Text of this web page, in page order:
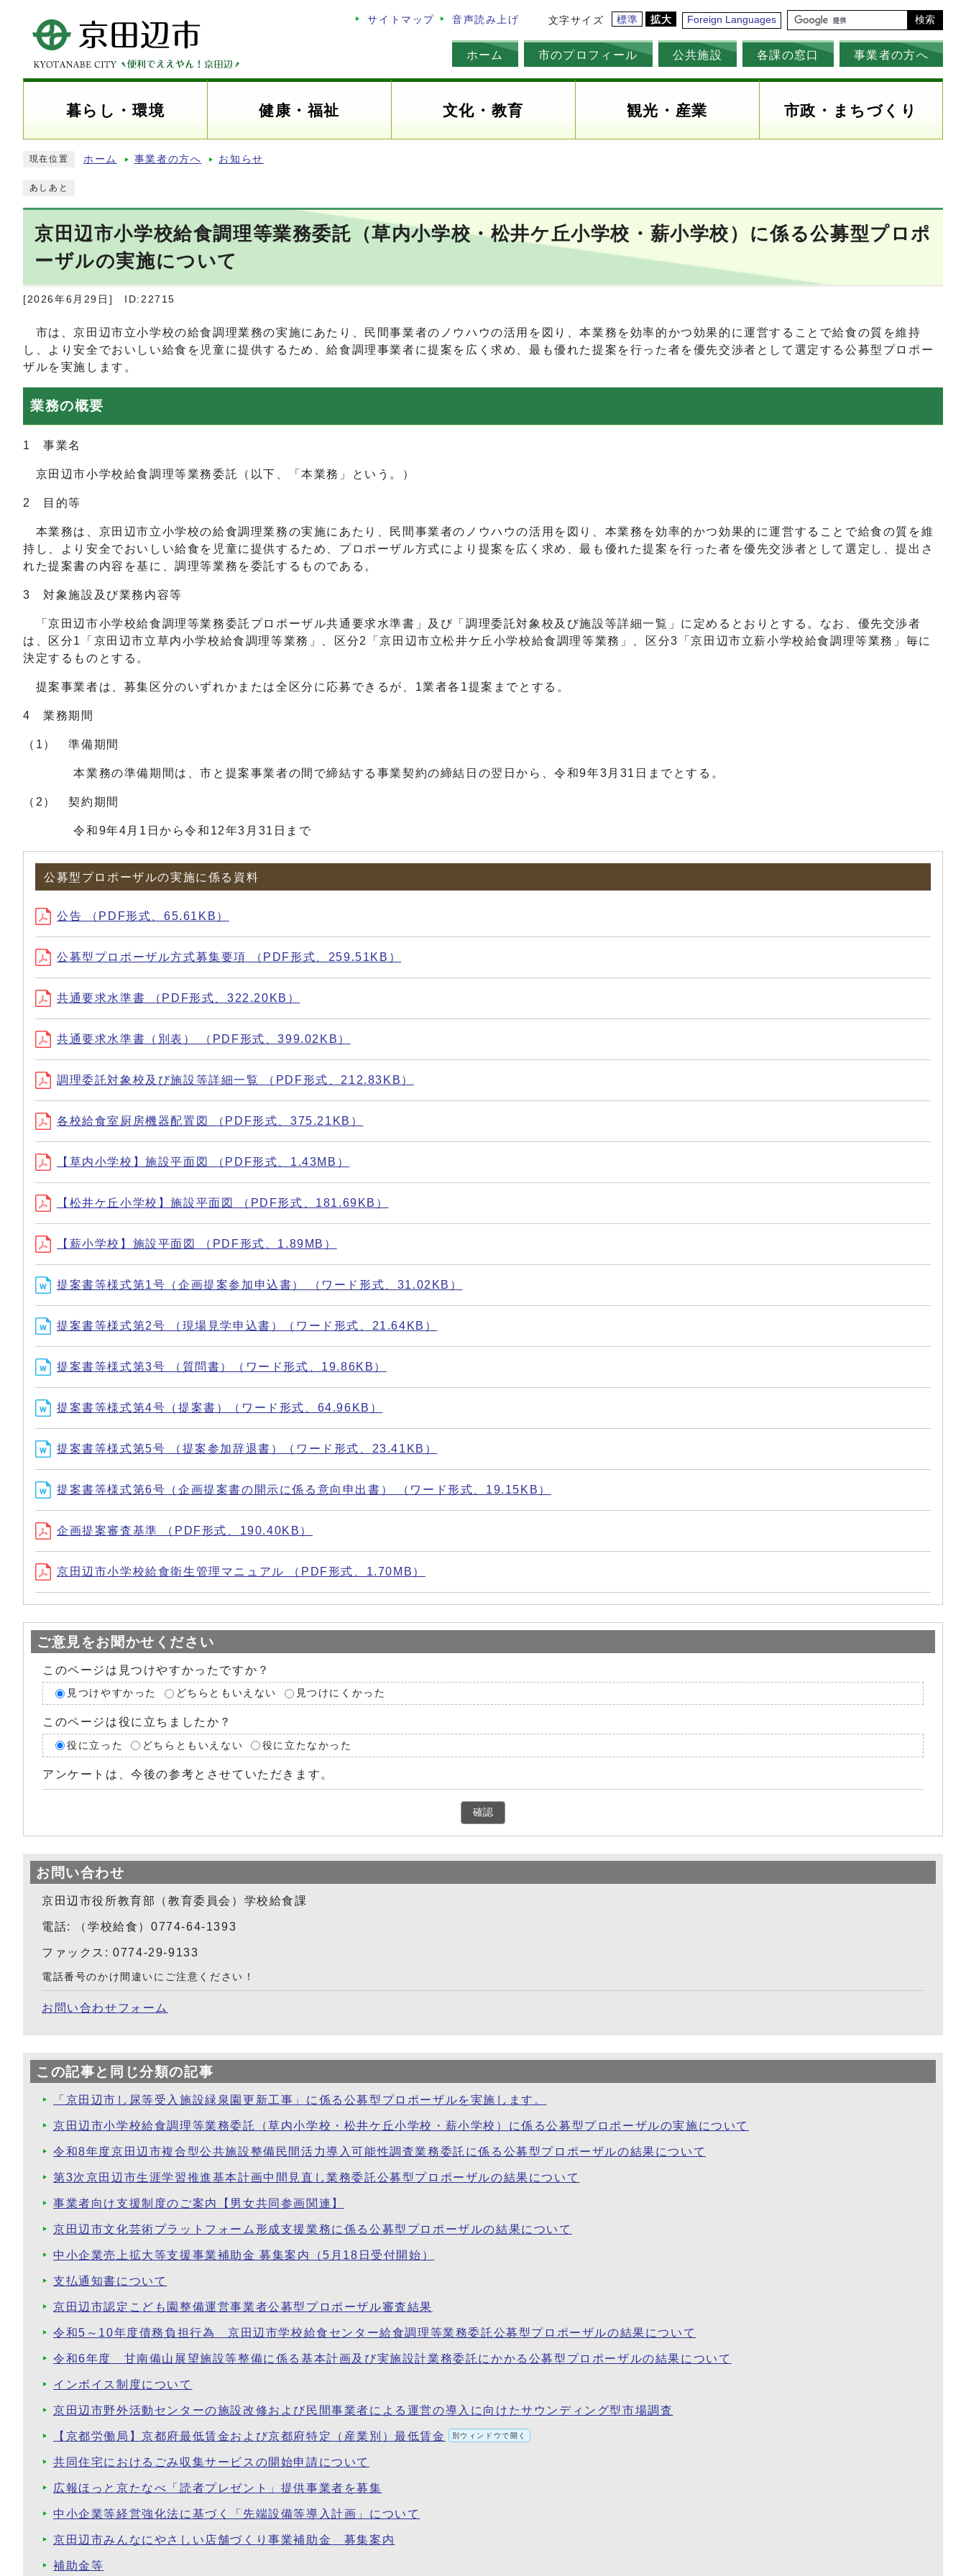
サイトマップ 音声読み上げ 文字サイズ 標準 拡大 Foreign Languages 検索
ホーム 市のプロフィール 公共施設 各課の窓口 事業者の方へ
暮らし・環境 健康・福祉 文化・教育 観光・産業 市政・まちづくり
現在位置 ホーム 事業者の方へ お知らせ
あしあと
京田辺市小学校給食調理等業務委託（草内小学校・松井ケ丘小学校・薪小学校）に係る公募型プロポ
ーザルの実施について
[2026年6月29日] ID:22715
市は、京田辺市立小学校の給食調理業務の実施にあたり、民間事業者のノウハウの活用を図り、本業務を効率的かつ効果的に運営することで給食の質を維持
し、より安全でおいしい給食を児童に提供するため、給食調理事業者に提案を広く求め、最も優れた提案を行った者を優先交渉者として選定する公募型プロポー
ザルを実施します。
業務の概要
1 事業名
京田辺市小学校給食調理等業務委託（以下、「本業務」という。）
2 目的等
本業務は、京田辺市立小学校の給食調理業務の実施にあたり、民間事業者のノウハウの活用を図り、本業務を効率的かつ効果的に運営することで給食の質を維
持し、より安全でおいしい給食を児童に提供するため、プロポーザル方式により提案を広く求め、最も優れた提案を行った者を優先交渉者として選定し、提出さ
れた提案書の内容を基に、調理等業務を委託するものである。
3 対象施設及び業務内容等
「京田辺市小学校給食調理等業務委託プロポーザル共通要求水準書」及び「調理委託対象校及び施設等詳細一覧」に定めるとおりとする。なお、優先交渉者
は、区分1「京田辺市立草内小学校給食調理等業務」、区分2「京田辺市立松井ケ丘小学校給食調理等業務」、区分3「京田辺市立薪小学校給食調理等業務」毎に
決定するものとする。
提案事業者は、募集区分のいずれかまたは全区分に応募できるが、1業者各1提案までとする。
4 業務期間
（1） 準備期間
本業務の準備期間は、市と提案事業者の間で締結する事業契約の締結日の翌日から、令和9年3月31日までとする。
（2） 契約期間
令和9年4月1日から令和12年3月31日まで
公募型プロポーザルの実施に係る資料
公告 （PDF形式、65.61KB）
公募型プロポーザル方式募集要項 （PDF形式、259.51KB）
共通要求水準書 （PDF形式、322.20KB）
共通要求水準書（別表） （PDF形式、399.02KB）
調理委託対象校及び施設等詳細一覧 （PDF形式、212.83KB）
各校給食室厨房機器配置図 （PDF形式、375.21KB）
【草内小学校】施設平面図 （PDF形式、1.43MB）
【松井ケ丘小学校】施設平面図 （PDF形式、181.69KB）
【薪小学校】施設平面図 （PDF形式、1.89MB）
提案書等様式第1号（企画提案参加申込書） （ワード形式、31.02KB）
提案書等様式第2号 （現場見学申込書）（ワード形式、21.64KB）
提案書等様式第3号 （質問書）（ワード形式、19.86KB）
提案書等様式第4号（提案書）（ワード形式、64.96KB）
提案書等様式第5号 （提案参加辞退書）（ワード形式、23.41KB）
提案書等様式第6号（企画提案書の開示に係る意向申出書） （ワード形式、19.15KB）
企画提案審査基準 （PDF形式、190.40KB）
京田辺市小学校給食衛生管理マニュアル （PDF形式、1.70MB）
ご意見をお聞かせください
このページは見つけやすかったですか？
見つけやすかった どちらともいえない 見つけにくかった
このページは役に立ちましたか？
役に立った どちらともいえない 役に立たなかった
アンケートは、今後の参考とさせていただきます。
確認
お問い合わせ
京田辺市役所教育部（教育委員会）学校給食課
電話: （学校給食）0774-64-1393
ファックス: 0774-29-9133
電話番号のかけ間違いにご注意ください！
お問い合わせフォーム
この記事と同じ分類の記事
「京田辺市し尿等受入施設緑泉園更新工事」に係る公募型プロポーザルを実施します。
京田辺市小学校給食調理等業務委託（草内小学校・松井ケ丘小学校・薪小学校）に係る公募型プロポーザルの実施について
令和8年度京田辺市複合型公共施設整備民間活力導入可能性調査業務委託に係る公募型プロポーザルの結果について
第3次京田辺市生涯学習推進基本計画中間見直し業務委託公募型プロポーザルの結果について
事業者向け支援制度のご案内【男女共同参画関連】
京田辺市文化芸術プラットフォーム形成支援業務に係る公募型プロポーザルの結果について
中小企業売上拡大等支援事業補助金 募集案内（5月18日受付開始）
支払通知書について
京田辺市認定こども園整備運営事業者公募型プロポーザル審査結果
令和5～10年度債務負担行為 京田辺市学校給食センター給食調理等業務委託公募型プロポーザルの結果について
令和6年度 甘南備山展望施設等整備に係る基本計画及び実施設計業務委託にかかる公募型プロポーザルの結果について
インボイス制度について
京田辺市野外活動センターの施設改修および民間事業者による運営の導入に向けたサウンディング型市場調査
【京都労働局】京都府最低賃金および京都府特定（産業別）最低賃金 別ウィンドウで開く
共同住宅におけるごみ収集サービスの開始申請について
広報ほっと京たなべ「読者プレゼント」提供事業者を募集
中小企業等経営強化法に基づく「先端設備等導入計画」について
京田辺市みんなにやさしい店舗づくり事業補助金 募集案内
補助金等